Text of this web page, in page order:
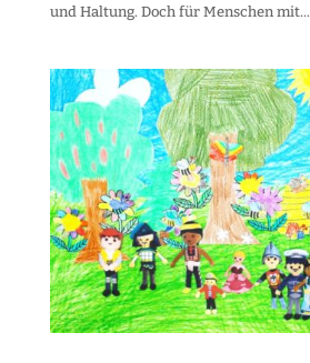
und Haltung. Doch für Menschen mit...